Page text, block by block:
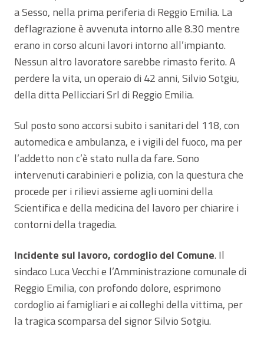
a Sesso, nella prima periferia di Reggio Emilia. La
deflagrazione è avvenuta intorno alle 8.30 mentre
erano in corso alcuni lavori intorno all’impianto.
Nessun altro lavoratore sarebbe rimasto ferito. A
perdere la vita, un operaio di 42 anni, Silvio Sotgiu,
della ditta Pellicciari Srl di Reggio Emilia.
Sul posto sono accorsi subito i sanitari del 118, con
automedica e ambulanza, e i vigili del fuoco, ma per
l’addetto non c’è stato nulla da fare. Sono
intervenuti carabinieri e polizia, con la questura che
procede per i rilievi assieme agli uomini della
Scientifica e della medicina del lavoro per chiarire i
contorni della tragedia.
Incidente sul lavoro, cordoglio del Comune. Il
sindaco Luca Vecchi e l’Amministrazione comunale di
Reggio Emilia, con profondo dolore, esprimono
cordoglio ai famigliari e ai colleghi della vittima, per
la tragica scomparsa del signor Silvio Sotgiu.